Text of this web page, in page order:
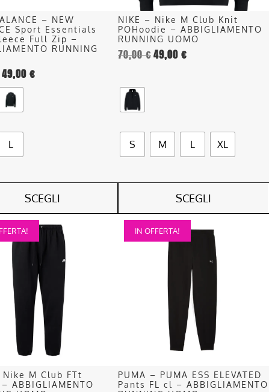
– NEW
Sport Essentials
Full Zip –
RUNNING
49,00€
L
SCEGLI
NIKE – Nike M Club Knit
POHoodie – ABBIGLIAMENTO
RUNNING UOMO
70,00€49,00€
S M L XL
SCEGLI
pagina
del
prodotto
Nike M Club FTt
ABBIGLIAMENTO
IN OFFERTA!
PUMA – PUMA ESS ELEVATED
Pants FL cl – ABBIGLIAMENTO
Questo
prodotto
pagina